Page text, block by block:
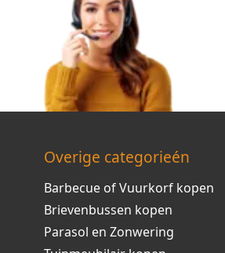
Overige categorieén
Barbecue of Vuurkorf kopen
Brievenbussen kopen
Parasol en Zonwering